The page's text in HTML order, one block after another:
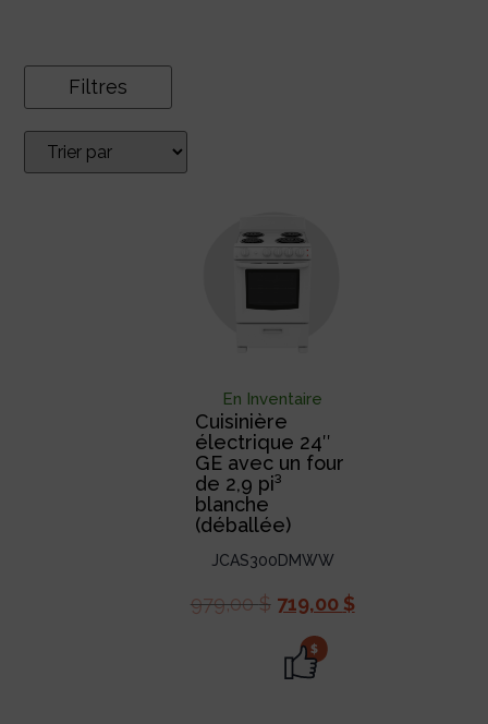
Filtres
En Inventaire
Cuisinière
électrique 24″
GE avec un four
de 2,9 pi³
blanche
(déballée)
JCAS300DMWW
979,00$ 719,00 $
$